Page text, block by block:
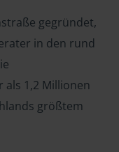
gegründet,
in den rund
1,2 Millionen
größtem